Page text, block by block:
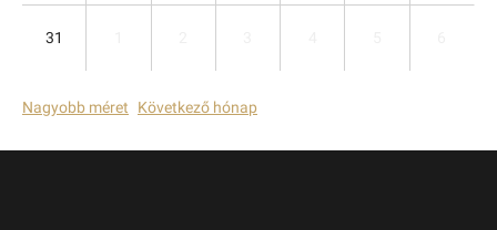
31
Nagyobb méret Következő hónap